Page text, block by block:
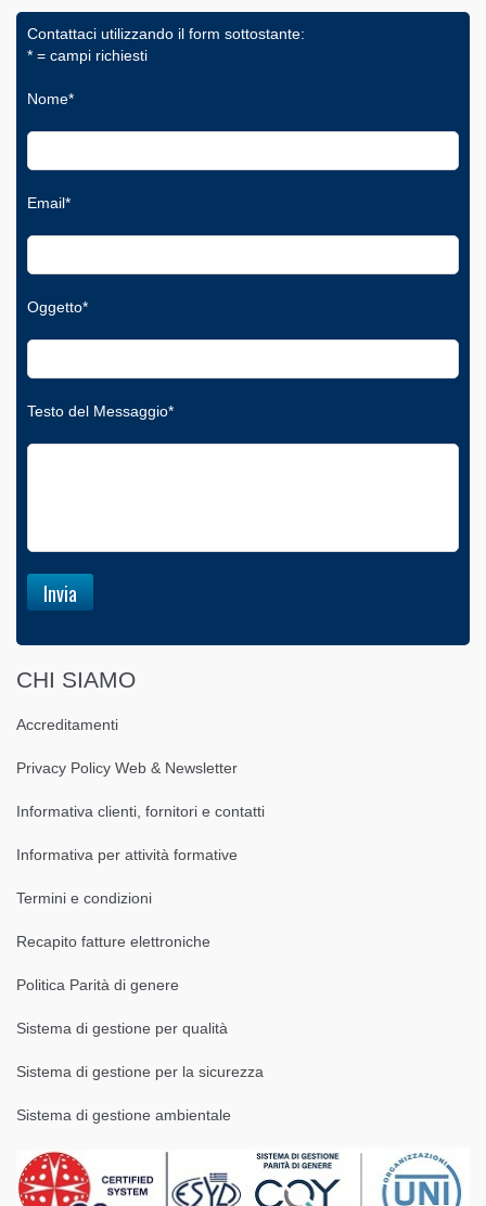
Contattaci utilizzando il form sottostante:
* = campi richiesti
Nome*
Email*
Oggetto*
Testo del Messaggio*
CHI SIAMO
Accreditamenti
Privacy Policy Web & Newsletter
Informativa clienti, fornitori e contatti
Informativa per attività formative
Termini e condizioni
Recapito fatture elettroniche
Politica Parità di genere
Sistema di gestione per qualità
Sistema di gestione per la sicurezza
Sistema di gestione ambientale